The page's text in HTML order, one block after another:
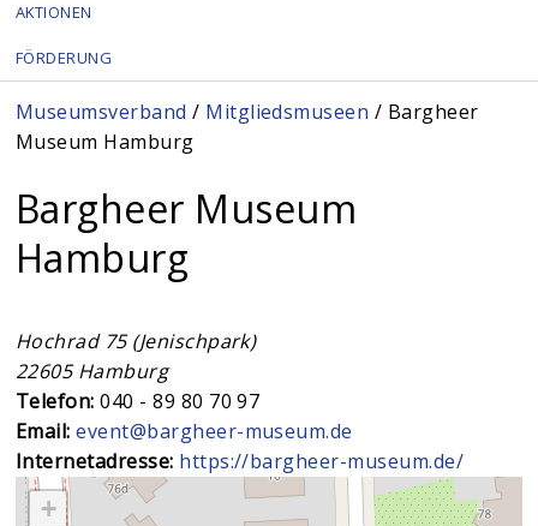
AKTIONEN
FÖRDERUNG
Sie sind hier
Museumsverband / Mitgliedsmuseen / Bargheer
Museum Hamburg
Bargheer Museum
Hamburg
Hochrad 75 (Jenischpark)
22605 Hamburg
Telefon:040 - 89 80 70 97
Email:event@bargheer-museum.de
Internetadresse: https://bargheer-museum.de/
+